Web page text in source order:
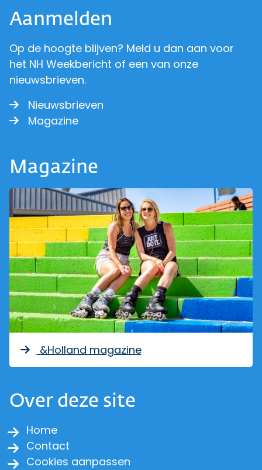
Aanmelden
Op de hoogte blijven? Meld u dan aan voor
het NH Weekbericht of een van onze
nieuwsbrieven.
Nieuwsbrieven
Magazine
Magazine
&Holland magazine
Over deze site
Home
Contact
Cookies aanpassen